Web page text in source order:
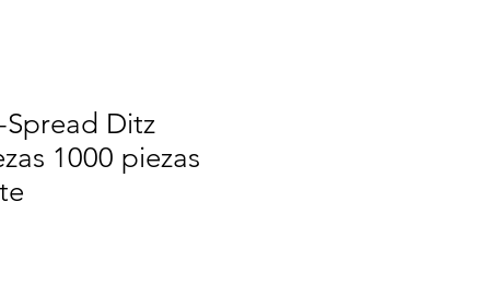
Ditz
1000 piezas